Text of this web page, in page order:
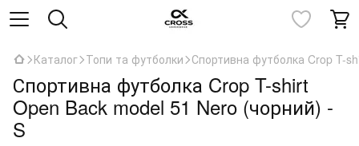
Каталог Топи та футболки Спортивна футболка Crop T-
Спортивна футболка Crop T-shirt
Open Back model 51 Nero (чорний) -
S